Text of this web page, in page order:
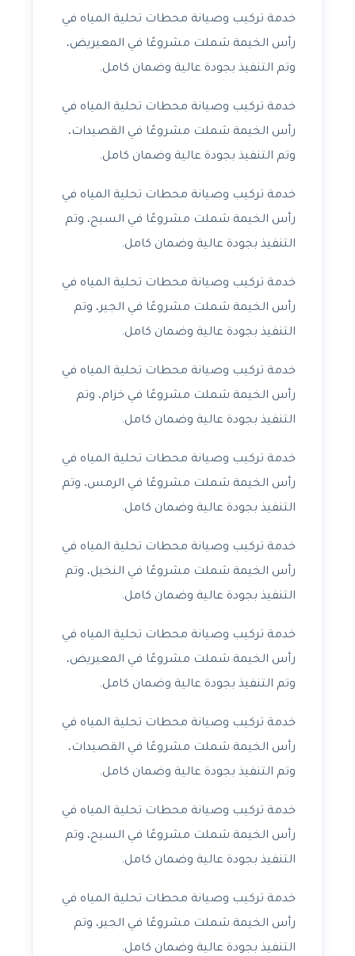
خدمة تركيب وصيانة محطات تحلية المياه في
رأس الخيمة شملت مشروعًا في المعيريض،
وتم التنفيذ بجودة عالية وضمان كامل.
خدمة تركيب وصيانة محطات تحلية المياه في
رأس الخيمة شملت مشروعًا في القصيدات،
وتم التنفيذ بجودة عالية وضمان كامل.
خدمة تركيب وصيانة محطات تحلية المياه في
رأس الخيمة شملت مشروعًا في السيح، وتم
التنفيذ بجودة عالية وضمان كامل.
خدمة تركيب وصيانة محطات تحلية المياه في
رأس الخيمة شملت مشروعًا في الجير، وتم
التنفيذ بجودة عالية وضمان كامل.
خدمة تركيب وصيانة محطات تحلية المياه في
رأس الخيمة شملت مشروعًا في خزام، وتم
التنفيذ بجودة عالية وضمان كامل.
خدمة تركيب وصيانة محطات تحلية المياه في
رأس الخيمة شملت مشروعًا في الرمس، وتم
التنفيذ بجودة عالية وضمان كامل.
خدمة تركيب وصيانة محطات تحلية المياه في
رأس الخيمة شملت مشروعًا في النخيل، وتم
التنفيذ بجودة عالية وضمان كامل.
خدمة تركيب وصيانة محطات تحلية المياه في
رأس الخيمة شملت مشروعًا في المعيريض،
وتم التنفيذ بجودة عالية وضمان كامل.
خدمة تركيب وصيانة محطات تحلية المياه في
رأس الخيمة شملت مشروعًا في القصيدات،
وتم التنفيذ بجودة عالية وضمان كامل.
خدمة تركيب وصيانة محطات تحلية المياه في
رأس الخيمة شملت مشروعًا في السيح، وتم
التنفيذ بجودة عالية وضمان كامل.
خدمة تركيب وصيانة محطات تحلية المياه في
رأس الخيمة شملت مشروعًا في الجير، وتم
التنفيذ بجودة عالية وضمان كامل.